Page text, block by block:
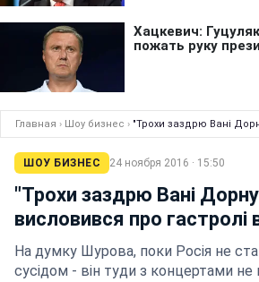
Главная › Шоу бизнес › "Трохи заздрю Вані
ШОУ БИЗНЕС 24 ноября 2016 · 15:50
"Трохи заздрю Вані
висловився про гастролі
На думку Шурова, поки Росія не
сусідом - він туди з концертами не